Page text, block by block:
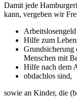
Damit jede
kann, vergeben wir
Hilfe zum
Grundsicherung
Menschen mit
Hilfe nach dem
obdachlos sind,
sowie an Kinder, die